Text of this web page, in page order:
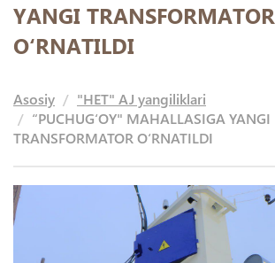
YANGI TRANSFORMATOR
O‘RNATILDI
Asosiy
"HET" AJ yangiliklari
“PUCHUG‘OY" MAHALLASIGA YANGI
TRANSFORMATOR O‘RNATILDI